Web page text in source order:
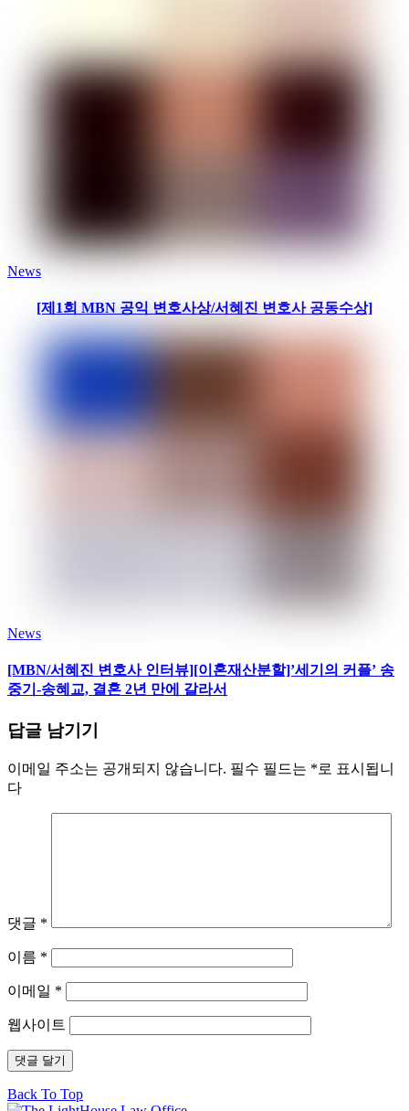
News
[제1회 MBN 공익 변호사상/서혜진 변호사 공동수상]
News
[MBN/서혜진 변호사 인터뷰][이혼재산분할]’세기의 커플’ 송
중기-송혜교, 결혼 2년 만에 갈라서
답글 남기기
이메일 주소는 공개되지 않습니다. 필수 필드는 *로 표시됩니
다
댓글 *
이름 *
이메일 *
웹사이트
Back To Top